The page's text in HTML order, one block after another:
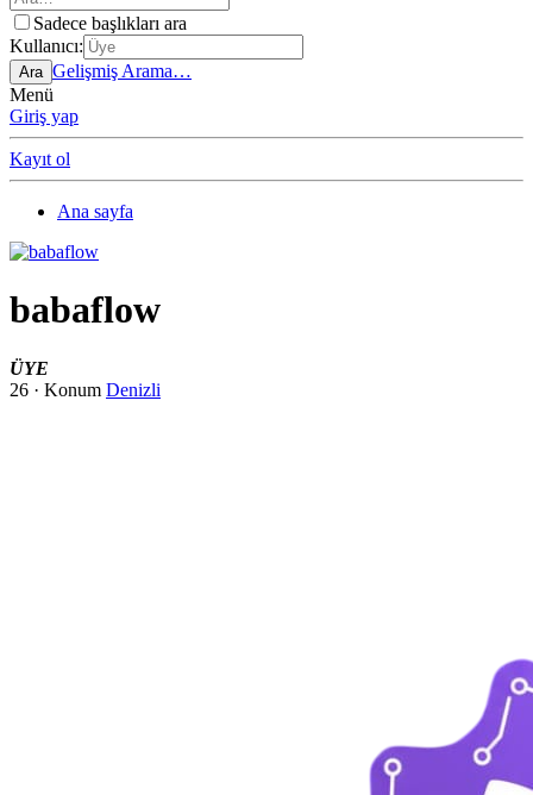
Sadece başlıkları ara
Kullanıcı:
Ara Gelişmiş Arama…
Menü
Giriş yap
Kayıt ol
Ana sayfa
babaflow
ÜYE
26 · Konum Denizli